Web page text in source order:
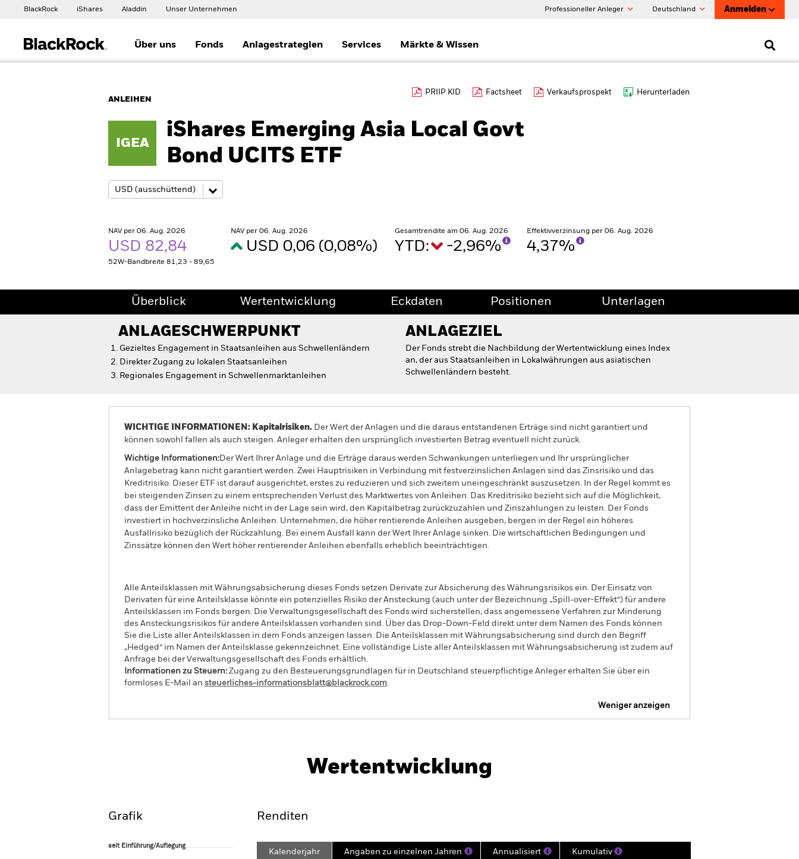
BlackRock iShares Aladdin Unser Unternehmen Professioneller Anleger Deutschland Anmelden
Über uns Fonds Anlagestrategien Services Märkte & Wissen
ANLEIHEN
PRIIP KID Factsheet Verkaufsprospekt Herunterladen
IGEA
iShares Emerging Asia Local Govt
Bond UCITS ETF
NAV per 06. Aug. 2026
USD 82,84
52W-Bandbreite 81,23 - 89,65
NAV per 06. Aug. 2026
USD 0,06 (0,08%)
Gesamtrendite am 06. Aug. 2026
YTD: -2,96%
Effektivverzinsung per 06. Aug. 2026
4,37%
Überblick Wertentwicklung Eckdaten Positionen Unterlagen
ANLAGESCHWERPUNKT
Gezieltes Engagement in Staatsanleihen aus Schwellenländern
Direkter Zugang zu lokalen Staatsanleihen
Regionales Engagement in Schwellenmarktanleihen
ANLAGEZIEL
Der Fonds strebt die Nachbildung der Wertentwicklung eines Index
an, der aus Staatsanleihen in Lokalwährungen aus asiatischen
Schwellenländern besteht.
WICHTIGE INFORMATIONEN: Kapitalrisiken. Der Wert der Anlagen und die daraus entstandenen Erträge sind nicht garantiert und
können sowohl fallen als auch steigen. Anleger erhalten den ursprünglich investierten Betrag eventuell nicht zurück.
Wichtige Informationen:Der Wert Ihrer Anlage und die Erträge daraus werden Schwankungen unterliegen und Ihr ursprünglicher
Anlagebetrag kann nicht garantiert werden. Zwei Hauptrisiken in Verbindung mit festverzinslichen Anlagen sind das Zinsrisiko und das
Kreditrisiko. Dieser ETF ist darauf ausgerichtet, erstes zu reduzieren und sich zweitem uneingeschränkt auszusetzen. In der Regel kommt es
bei steigenden Zinsen zu einem entsprechenden Verlust des Marktwertes von Anleihen. Das Kreditrisiko bezieht sich auf die Möglichkeit,
dass der Emittent der Anleihe nicht in der Lage sein wird, den Kapitalbetrag zurückzuzahlen und Zinszahlungen zu leisten. Der Fonds
investiert in hochverzinsliche Anleihen. Unternehmen, die höher rentierende Anleihen ausgeben, bergen in der Regel ein höheres
Ausfallrisiko bezüglich der Rückzahlung. Bei einem Ausfall kann der Wert Ihrer Anlage sinken. Die wirtschaftlichen Bedingungen und
Zinssätze können den Wert höher rentierender Anleihen ebenfalls erheblich beeinträchtigen.
Alle Anteilsklassen mit Währungsabsicherung dieses Fonds setzen Derivate zur Absicherung des Währungsrisikos ein. Der Einsatz von
Derivaten für eine Anteilsklasse könnte ein potenzielles Risiko der Ansteckung (auch unter der Bezeichnung „Spill-over-Effekt“) für andere
Anteilsklassen im Fonds bergen. Die Verwaltungsgesellschaft des Fonds wird sicherstellen, dass angemessene Verfahren zur Minderung
des Ansteckungsrisikos für andere Anteilsklassen vorhanden sind. Über das Drop-Down-Feld direkt unter dem Namen des Fonds können
Sie die Liste aller Anteilsklassen in dem Fonds anzeigen lassen. Die Anteilsklassen mit Währungsabsicherung sind durch den Begriff
„Hedged“ im Namen der Anteilsklasse gekennzeichnet. Eine vollständige Liste aller Anteilsklassen mit Währungsabsicherung ist zudem auf
Anfrage bei der Verwaltungsgesellschaft des Fonds erhältlich.
Informationen zu Steuern: Zugang zu den Besteuerungsgrundlagen für in Deutschland steuerpflichtige Anleger erhalten Sie über ein
formloses E-Mail an steuerliches-informationsblatt@blackrock.com.
Weniger anzeigen
Wertentwicklung Eckdaten Positionen
Wertentwicklung
Grafik
seit Einführung/Auflegung
seit Einführung/Auflegung
Renditen
Kalenderjahr Angaben zu einzelnen Jahren Annualisiert Kumulativ